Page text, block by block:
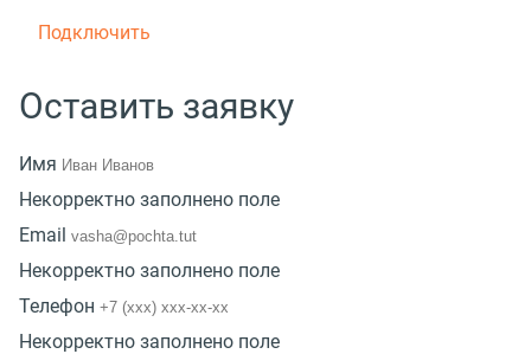
Подключить
Оставить заявку
Имя
Некорректно заполнено поле
Email
Некорректно заполнено поле
Телефон
Некорректно заполнено поле